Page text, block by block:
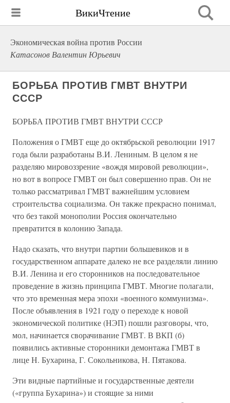
ВикиЧтение
Экономическая война против России
Катасонов Валентин Юрьевич
БОРЬБА ПРОТИВ ГМВТ ВНУТРИ
СССР
БОРЬБА ПРОТИВ ГМВТ ВНУТРИ СССР
Положения о ГМВТ еще до октябрьской революции 1917
года были разработаны В.И. Лениным. В целом я не
разделяю мировоззрение «вождя мировой революции»,
но вот в вопросе ГМВТ он был совершенно прав. Он не
только рассматривал ГМВТ важнейшим условием
строительства социализма. Он также прекрасно понимал,
что без такой монополии Россия окончательно
превратится в колонию Запада.
Надо сказать, что внутри партии большевиков и в
государственном аппарате далеко не все разделяли линию
В.И. Ленина и его сторонников на последовательное
проведение в жизнь принципа ГМВТ. Многие полагали,
что это временная мера эпохи «военного коммунизма».
После объявления в 1921 году о переходе к новой
экономической политике (НЭП) пошли разговоры, что,
мол, начинается сворачивание ГМВТ. В ВКП (б)
появились активные сторонники демонтажа ГМВТ в
лице Н. Бухарина, Г. Сокольникова, Н. Пятакова.
Эти видные партийные и государственные деятели
(«группа Бухарина») и стоящие за ними